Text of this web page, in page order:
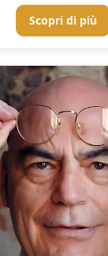
Scopri di più